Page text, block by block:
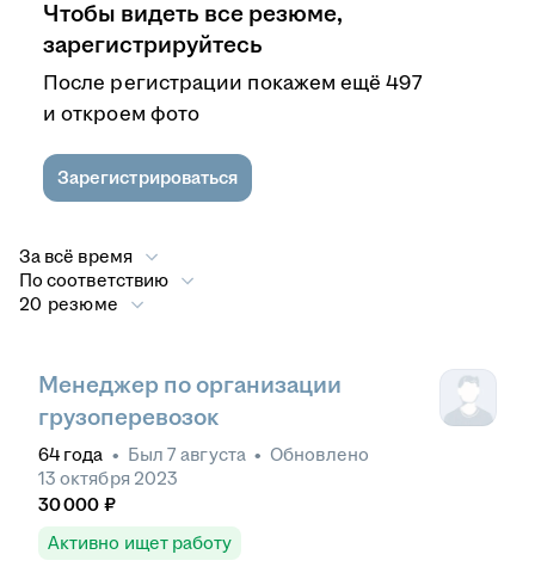
Чтобы видеть все резюме,
зарегистрируйтесь
После регистрации покажем ещё 497
и откроем фото
Зарегистрироваться
За всё время
По соответствию
20 резюме
Менеджер по организации
грузоперевозок
64 года • Был 7 августа • Обновлено
13 октября 2023
30 000 ₽
Активно ищет работу